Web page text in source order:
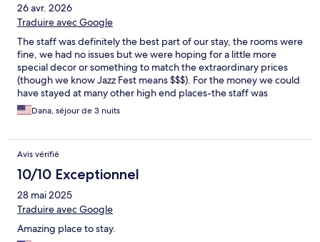
26 avr. 2026
Traduire avec Google
The staff was definitely the best part of our stay, the rooms were
fine, we had no issues but we were hoping for a little more
special decor or something to match the extraordinary prices
(though we know Jazz Fest means $$$). For the money we could
have stayed at many other high end places-the staff was
excellent. Not sure I’d make a special point to return but no
major complaints.
Dana, séjour de 3 nuits
Avis vérifié
10/10 Exceptionnel
28 mai 2025
Traduire avec Google
Amazing place to stay.